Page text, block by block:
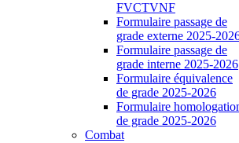
FVCTVNF
Formulaire passage de
grade externe 2025-
Formulaire passage de
grade interne 2025-2026
Formulaire équivalence
de grade 2025-2026
Formulaire
de grade 2025-2026
Combat